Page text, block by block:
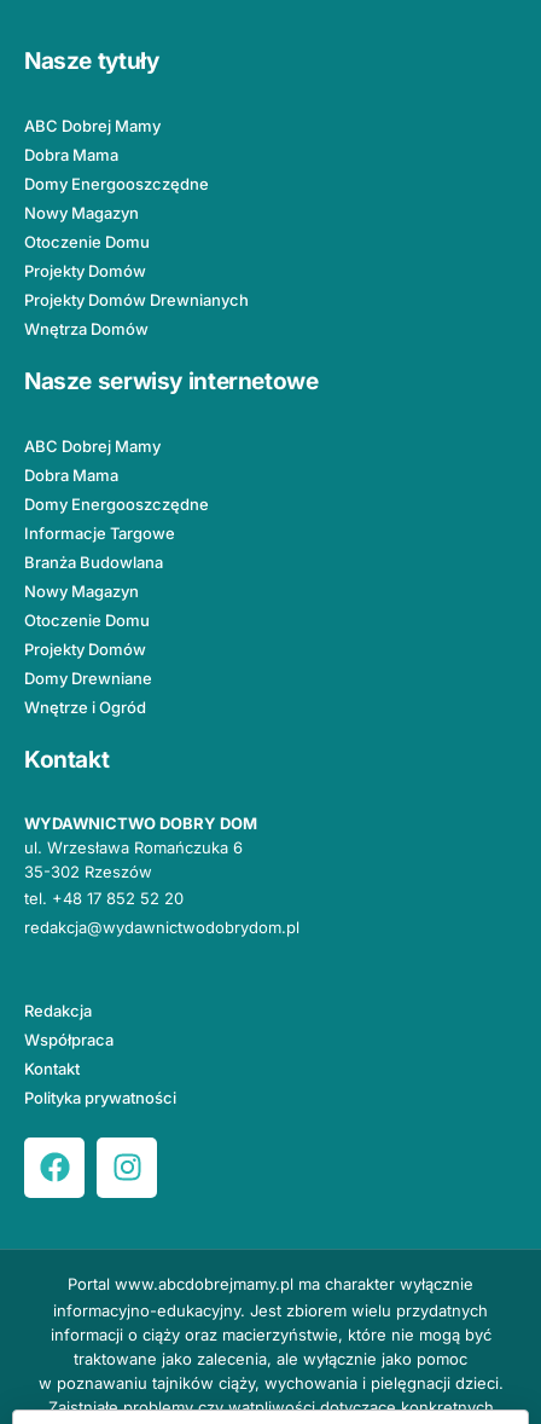
Nasze tytuły
ABC Dobrej Mamy
Dobra Mama
Domy Energooszczędne
Nowy Magazyn
Otoczenie Domu
Projekty Domów
Projekty Domów Drewnianych
Wnętrza Domów
Nasze serwisy internetowe
ABC Dobrej Mamy
Dobra Mama
Domy Energooszczędne
Informacje Targowe
Branża Budowlana
Nowy Magazyn
Otoczenie Domu
Projekty Domów
Domy Drewniane
Wnętrze i Ogród
Kontakt
WYDAWNICTWO DOBRY DOM
ul. Wrzesława Romańczuka 6
35-302 Rzeszów
tel. +48 17 852 52 20
redakcja@wydawnictwodobrydom.pl
Redakcja
Współpraca
Kontakt
Polityka prywatności
Portal www.abcdobrejmamy.pl ma charakter wyłącznie
informacyjno-edukacyjny. Jest zbiorem wielu przydatnych
informacji o ciąży oraz macierzyństwie, które nie mogą być
traktowane jako zalecenia, ale wyłącznie jako pomoc
w poznawaniu tajników ciąży, wychowania i pielęgnacji dzieci.
Zaistniałe problemy czy wątpliwości dotyczące konkretnych